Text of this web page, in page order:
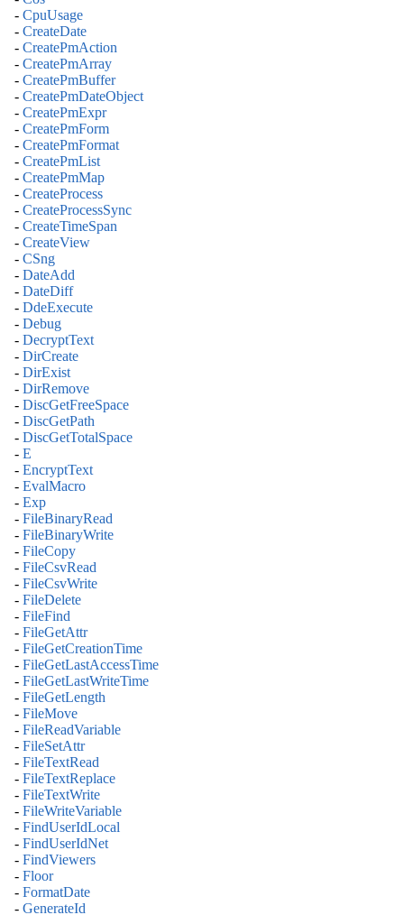
- CpuUsage
- CreateDate
- CreatePmAction
- CreatePmArray
- CreatePmBuffer
- CreatePmDateObject
- CreatePmExpr
- CreatePmForm
- CreatePmFormat
- CreatePmList
- CreatePmMap
- CreateProcess
- CreateProcessSync
- CreateTimeSpan
- CreateView
- CSng
- DateAdd
- DateDiff
- DdeExecute
- Debug
- DecryptText
- DirCreate
- DirExist
- DirRemove
- DiscGetFreeSpace
- DiscGetPath
- DiscGetTotalSpace
- E
- EncryptText
- EvalMacro
- Exp
- FileBinaryRead
- FileBinaryWrite
- FileCopy
- FileCsvRead
- FileCsvWrite
- FileDelete
- FileFind
- FileGetAttr
- FileGetCreationTime
- FileGetLastAccessTime
- FileGetLastWriteTime
- FileGetLength
- FileMove
- FileReadVariable
- FileSetAttr
- FileTextRead
- FileTextReplace
- FileTextWrite
- FileWriteVariable
- FindUserIdLocal
- FindUserIdNet
- FindViewers
- Floor
- FormatDate
- GenerateId